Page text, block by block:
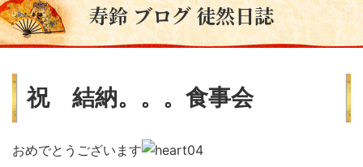
寿鈴 ブログ 徒然日誌
祝 結納。。。食事会
おめでとうございます